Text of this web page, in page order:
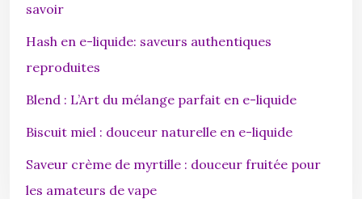
savoir
Hash en e-liquide: saveurs authentiques
reproduites
Blend : L’Art du mélange parfait en e-liquide
Biscuit miel : douceur naturelle en e-liquide
Saveur crème de myrtille : douceur fruitée pour
les amateurs de vape